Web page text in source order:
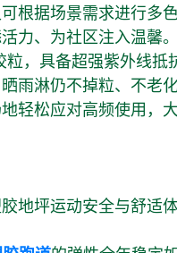
根据场景需求进行多
力、为社区注入温馨
粒，具备超强紫外线抵
雨淋仍不掉粒、不老
轻松应对高频使用，
地坪运动安全与舒适